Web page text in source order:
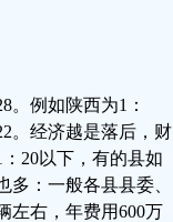
。例如陕西为1：
。经济越是落后，财
20以下，有的县如
：一般各县县委、
左右，年费用600万